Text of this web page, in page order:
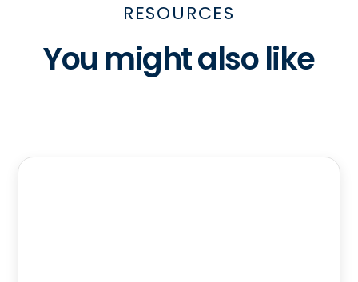
RESOURCES
You might also like